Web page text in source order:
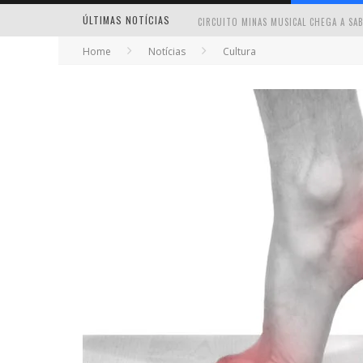
ÚLTIMAS NOTÍCIAS
MILTON GUEDES TRAZ TURNÊ
Home Notícias Cultura